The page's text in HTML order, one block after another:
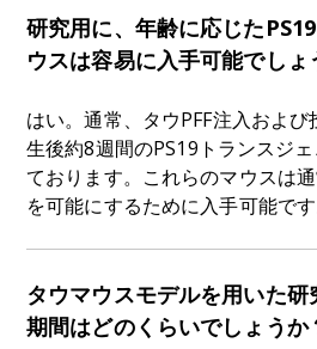
研究用に、年齢に応じた
ウスは容易に入手可能でしょ
はい。通常、タウPFF注入および
生後約8週間のPS19トランスジ
ております。これらのマウスは
を可能にするために入手可能です
タウマウスモデルを用いた
期間はどのくらいでしょうか